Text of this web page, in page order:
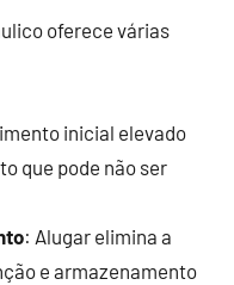
oferece várias
inicial elevado
que pode não ser
: Alugar elimina a
e armazenamento